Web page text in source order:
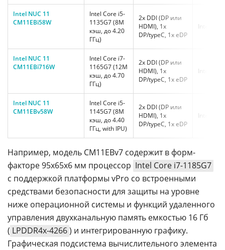
Intel NUC 11
CM11EBi58W
Intel Core i5-
1135G7 (8M
кэш, до 4.20
ГГц)
2x DDI (DP или
HDMI), 1x
DP/typeC, 1x eDP
Intel Wi-
Intel NUC 11
CM11EBi716W
Intel Core i7-
1165G7 (12M
кэш, до 4.70
ГГц)
2x DDI (DP или
HDMI), 1x
DP/typeC, 1x eDP
Intel Wi-
Intel NUC 11
CM11EBv58W
Intel Core i5-
1145G7 (8M
кэш, до 4.40
ГГц, with IPU)
2x DDI (DP или
HDMI), 1x
DP/typeC, 1x eDP
Intel Wi-
Например, модель CM11EBv7 содержит в форм-
факторе 95x65x6 мм процессор Intel Core i7-1185G7
c поддержкой платформы vPro со встроенными
средствами безопасности для защиты на уровне
ниже операционной системы и функций удаленного
управления двухканальную память емкостью 16 Гб
( LPDDR4x-4266) и интегрированную графику.
Графическая подсистема вычислительного элемента